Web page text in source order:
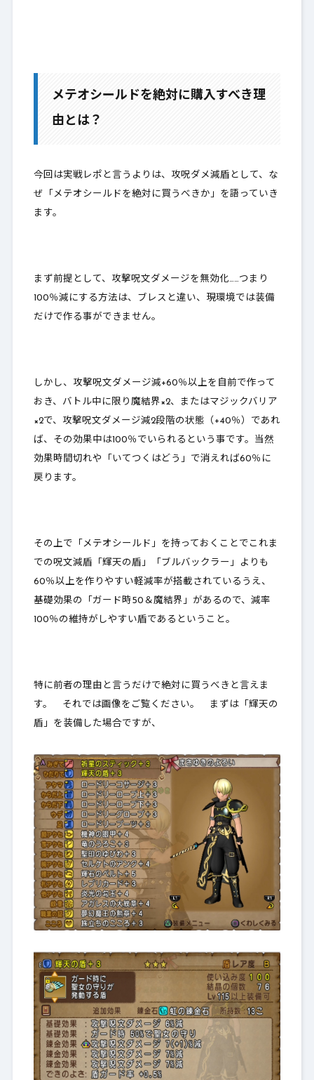
メテオシールドを絶対に購入すべき理
由とは？
今回は実戦レポと言うよりは、攻呪ダメ減盾として、 な
ぜ「メテオシールドを絶対に買うべきか」 を語っていき
ます。
まず前提として、攻撃呪文ダメージを無効化……つまり
100％減にする方法は、ブレスと違い、 現環境では装備
だけで作る事ができません。
しかし、攻撃呪文ダメージ減+60％以上を自前で作って
おき、バトル中に限り魔結界×2、またはマジックバリア
×2で、攻撃呪文ダメージ減2段階の状態（+40％）であれ
ば、その効果中は100％でいられるという事です。当然
効果時間切れや「いてつくはどう」で消えれば60％に
戻ります。
その上で「メテオシールド」を持っておくことでこれま
での呪文減盾「輝天の盾」「ブルバックラー」よりも
60％以上を作りやすい軽減率が搭載されているうえ、
基礎効果の「ガード時50＆魔結界」があるので、減率
100％の維持がしやすい盾であるということ。
特に前者の理由と言うだけで絶対に買うべきと言えま
す。 それでは画像をご覧ください。 まずは「輝天の
盾」を装備した場合ですが、